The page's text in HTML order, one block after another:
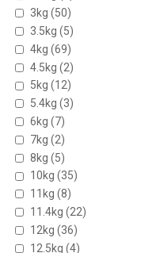
3kg (50)
3.5kg (5)
4kg (69)
4.5kg (2)
5kg (12)
5.4kg (3)
6kg (7)
7kg (2)
8kg (5)
10kg (35)
11kg (8)
11.4kg (22)
12kg (36)
12.5kg (4)